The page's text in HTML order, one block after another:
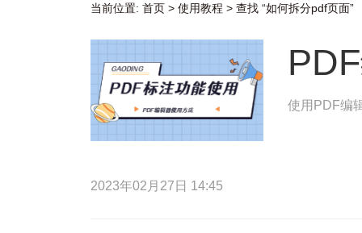
当前位置: 首页 > 使用教程 > 查找 “如何拆分pdf页面”
使用PDF编
2023年02月27日 14:45